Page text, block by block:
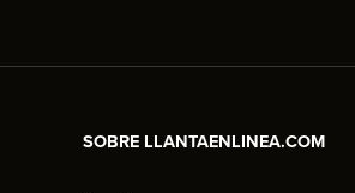
SOBRE LLANTAENLINEA.COM